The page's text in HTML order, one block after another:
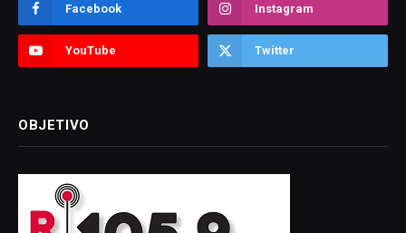
Facebook Instagram
YouTube Twitter
OBJETIVO